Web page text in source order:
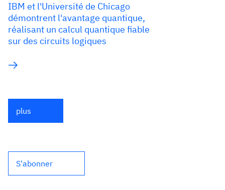
IBM et l'Université de Chicago
démontrent l'avantage quantique,
réalisant un calcul quantique fiable
sur des circuits logiques
plus
S'abonner